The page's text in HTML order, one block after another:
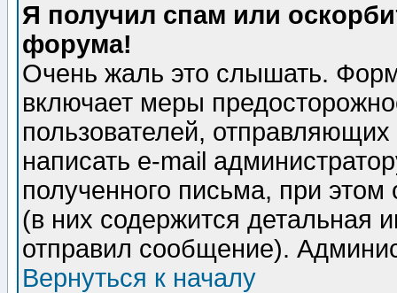
Я получил спам или
форума!
Очень жаль это слышать.
включает меры
пользователей,
написать e-mail
полученного письма, при этом
(в них содержится детальная
отправил сообщение).
Вернуться к началу